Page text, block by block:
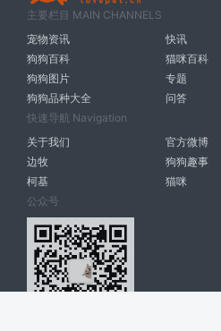
主要栏目 MAIN CHANNELS
宠物资讯
快讯
狗狗百科
猫咪百科
狗狗图片
专题
狗狗品种大全
问答
快速导航 Navigation
关于我们
官方微博
边牧
狗狗趣事
柯基
猫咪
公众号